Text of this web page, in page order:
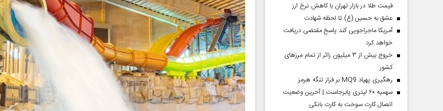
قیمت طلا در بازار تهران با کاهش نرخ ارز
عشق به حسین (ع) تا لحظه شهادت
آمریکا ماجراجویی کند پاسخ مقتضی دریافت
خواهد کرد
خروج بیش از ۳ میلیون زائر از تمام مرز‌های
کشور
رهگیری پهپاد MQ9 بر فراز تنگه هرمز
سهمیه ۶۰ لیتری پابرجاست | آخرین وضعیت
اتصال کارت سوخت به کارت بانکی